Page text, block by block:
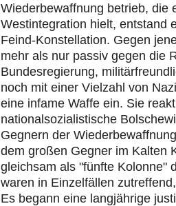
Wiederbewaffnung betrieb, die
Westintegration hielt, entstand
Feind-Konstellation. Gegen
mehr als nur passiv gegen die
Bundesregierung,
noch mit einer Vielzahl von
eine infame Waffe ein. Sie
nationalsozialistische
Gegnern der
dem großen Gegner im Kalten
gleichsam als "fünfte Kolonne"
waren in Einzelfällen
Es begann eine langjährige